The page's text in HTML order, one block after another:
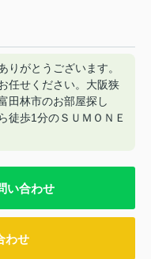
りがとうございます。
任せください。大阪狭
田林市のお部屋探し
徒歩1分のＳＵＭＯＮＥ
い合わせ
わせ